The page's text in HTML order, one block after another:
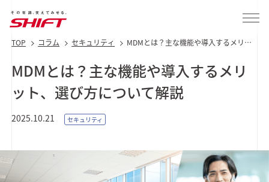
TOP コラム セキュリティ
MDMとは？主な機能や導入するメリッ
MDMとは？主な機能や導入するメリ
ット、選び方について解説
2025.10.21 セキュリティ